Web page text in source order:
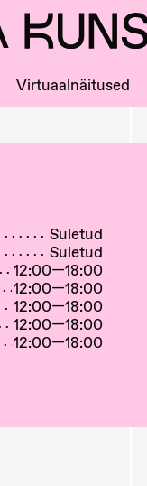
Virtuaalnäitused
Suletud
Suletud
12:00—18:00
12:00—18:00
12:00—18:00
12:00—18:00
12:00—18:00